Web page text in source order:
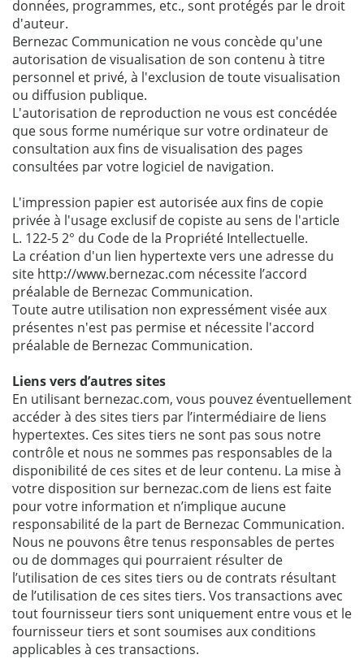
données, programmes, etc., sont protégés par le droit
d'auteur.
Bernezac Communication ne vous concède qu'une
autorisation de visualisation de son contenu à titre
personnel et privé, à l'exclusion de toute visualisation
ou diffusion publique.
L'autorisation de reproduction ne vous est concédée
que sous forme numérique sur votre ordinateur de
consultation aux fins de visualisation des pages
consultées par votre logiciel de navigation.
L'impression papier est autorisée aux fins de copie
privée à l'usage exclusif de copiste au sens de l'article
L. 122-5 2° du Code de la Propriété Intellectuelle.
La création d'un lien hypertexte vers une adresse du
site http://www.bernezac.com nécessite l’accord
préalable de Bernezac Communication.
Toute autre utilisation non expressément visée aux
présentes n'est pas permise et nécessite l'accord
préalable de Bernezac Communication.
Liens vers d’autres sites
En utilisant bernezac.com, vous pouvez éventuellement
accéder à des sites tiers par l’intermédiaire de liens
hypertextes. Ces sites tiers ne sont pas sous notre
contrôle et nous ne sommes pas responsables de la
disponibilité de ces sites et de leur contenu. La mise à
votre disposition sur bernezac.com de liens est faite
pour votre information et n’implique aucune
responsabilité de la part de Bernezac Communication.
Nous ne pouvons être tenus responsables de pertes
ou de dommages qui pourraient résulter de
l’utilisation de ces sites tiers ou de contrats résultant
de l’utilisation de ces sites tiers. Vos transactions avec
tout fournisseur tiers sont uniquement entre vous et le
fournisseur tiers et sont soumises aux conditions
applicables à ces transactions.